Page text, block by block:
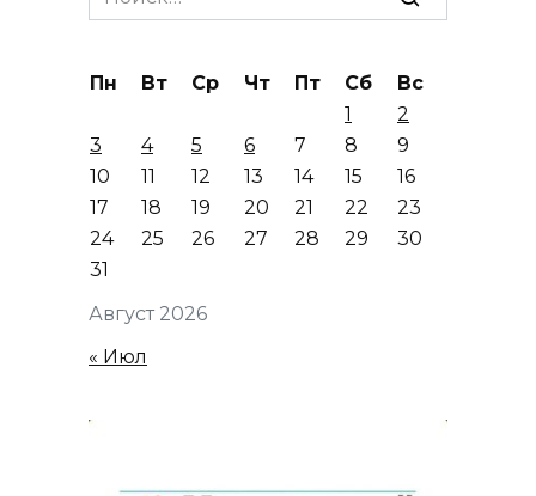
for:
Август 2026
Пн Вт Ср Чт Пт Сб
Вс
1
2
3
4 5 6 7 8
9
10
11 12 13 14 15
16
17
18 19 20 21 22
23
24
25 26 27 28 29
30
31
« Июл